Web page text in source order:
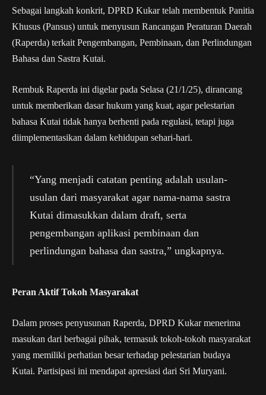
Sebagai langkah konkrit, DPRD Kukar telah membentuk Panitia
Khusus (Pansus) untuk menyusun Rancangan Peraturan Daerah
(Raperda) terkait Pengembangan, Pembinaan, dan Perlindungan
Bahasa dan Sastra Kutai.
Rembuk Raperda ini digelar pada Selasa (21/1/25), dirancang
untuk memberikan dasar hukum yang kuat, agar pelestarian
bahasa Kutai tidak hanya berhenti pada regulasi, tetapi juga
diimplementasikan dalam kehidupan sehari-hari.
“Yang menjadi catatan penting adalah usulan-
usulan dari masyarakat agar nama-nama sastra
Kutai dimasukkan dalam draft, serta
pengembangan aplikasi pembinaan dan
perlindungan bahasa dan sastra,” ungkapnya.
Peran Aktif Tokoh Masyarakat
Dalam proses penyusunan Raperda, DPRD Kukar menerima
masukan dari berbagai pihak, termasuk tokoh-tokoh masyarakat
yang memiliki perhatian besar terhadap pelestarian budaya
Kutai. Partisipasi ini mendapat apresiasi dari Sri Muryani.